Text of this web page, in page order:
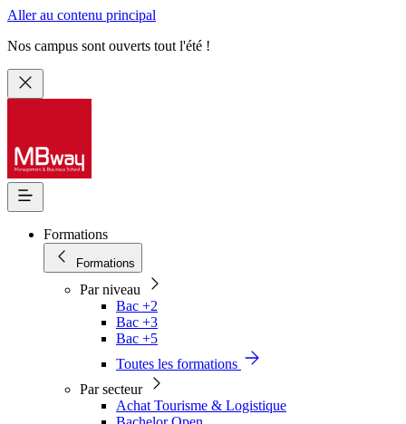
Aller au contenu principal
Nos campus sont ouverts tout l'été !
Formations
Formations
Par niveau
Bac +2
Bac +3
Bac +5
Toutes les formations
Par secteur
Achat Tourisme & Logistique